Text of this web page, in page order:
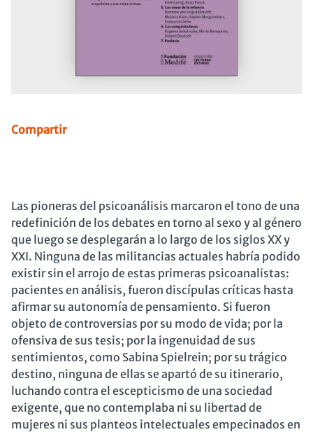
Compartir
Las pioneras del psicoanálisis marcaron el tono de una
redefinición de los debates en torno al sexo y al género
que luego se desplegarán a lo largo de los siglos XX y
XXI. Ninguna de las militancias actuales habría podido
existir sin el arrojo de estas primeras psicoanalistas:
pacientes en análisis, fueron discípulas críticas hasta
afirmar su autonomía de pensamiento. Si fueron
objeto de controversias por su modo de vida; por la
ofensiva de sus tesis; por la ingenuidad de sus
sentimientos, como Sabina Spielrein; por su trágico
destino, ninguna de ellas se apartó de su itinerario,
luchando contra el escepticismo de una sociedad
exigente, que no contemplaba ni su libertad de
mujeres ni sus planteos intelectuales empecinados en